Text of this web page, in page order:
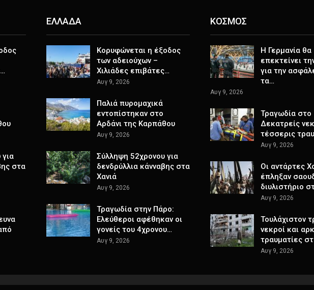
στα
ΕΛΛΑΔΑ
Κορυφώνεται η έξοδος
των αδειούχων –
Χιλιάδες επιβάτες…
Αυγ 9, 2026
Παλιά πυρομαχικά
εντοπίστηκαν στο
Αρδάνι της Καρπάθου
Αυγ 9, 2026
Σύλληψη 52χρονου για
δενδρύλλια κάνναβης στα
Χανιά
Αυγ 9, 2026
Τραγωδία στην Πάρο:
Ελεύθεροι αφέθηκαν οι
γονείς του 4χρονου…
Αυγ 9, 2026
ΚΟΣΜΟΣ
Η Γερμανία θα
επεκτείνει
για την
τα…
Αυγ 9, 2026
Τραγωδία στο
Δεκατρείς
τέσσερις
Αυγ 9, 2026
Οι αντάρτες
έπληξαν
διυλιστήριο
Αυγ 9, 2026
Τουλάχιστον
νεκροί και
τραυματίες
Αυγ 9, 2026